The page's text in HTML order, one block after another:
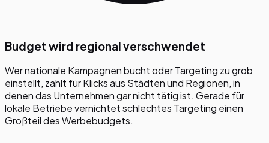
Budget wird regional verschwendet
Wer nationale Kampagnen bucht oder Targeting zu grob
einstellt, zahlt für Klicks aus Städten und Regionen, in
denen das Unternehmen gar nicht tätig ist. Gerade für
lokale Betriebe vernichtet schlechtes Targeting einen
Großteil des Werbebudgets.